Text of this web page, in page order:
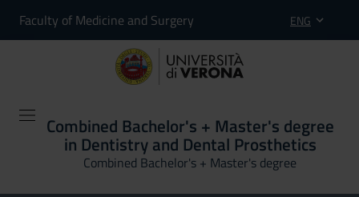
Faculty of Medicine and Surgery ENG
Combined Bachelor's + Master's degree
in Dentistry and Dental Prosthetics
Combined Bachelor's + Master's degree